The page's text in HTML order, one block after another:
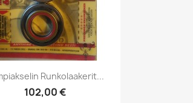
Pikakatselu
Runkolaakerit...
102,00 €